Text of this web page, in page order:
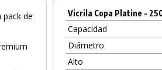
pack de
Vicrila Copa Platine -
Capacidad
Diámetro
Alto